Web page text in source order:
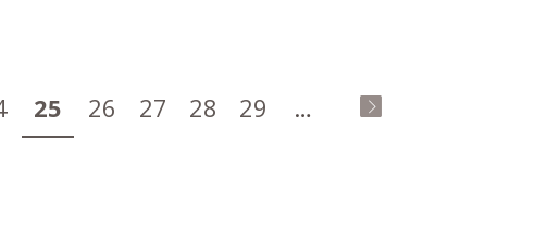
25 26 27 28 29 …